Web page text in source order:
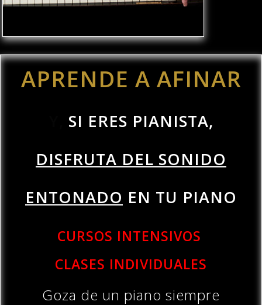
APRENDE A AFINAR
SI ERES PIANISTA,
DISFRUTA DEL SONIDO
ENTONADO EN TU PIANO
CURSOS INTENSIVOS
CLASES INDIVIDUALES
Goza de un piano siempre